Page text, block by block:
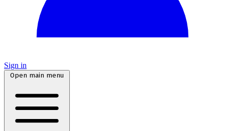
Sign in
Open main menu